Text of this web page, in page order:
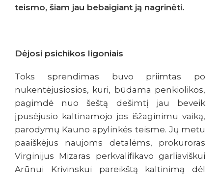
teismo, šiam jau bebaigiant ją nagrinėti.
Dėjosi psichikos ligoniais
Toks sprendimas buvo priimtas po
nukentėjusiosios, kuri, būdama penkiolikos,
pagimdė nuo šeštą dešimtį jau beveik
įpusėjusio kaltinamojo jos išžaginimu vaiką,
parodymų Kauno apylinkės teisme. Jų metu
paaiškėjus naujoms detalėms, prokuroras
Virginijus Mizaras perkvalifikavo garliaviškui
Arūnui Krivinskui pareikštą kaltinimą dėl